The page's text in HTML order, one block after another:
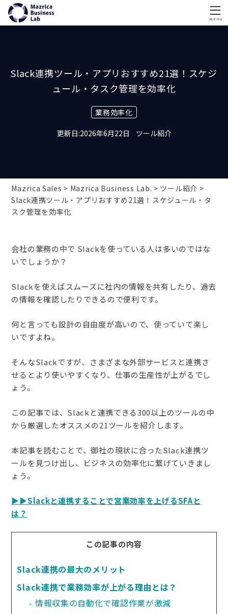
menu
Slack連携ツール・アプリおすすめ21選！スケジ
ュール・タスク管理を効率化
業務効率化
2026年6月22日 ツール紹介
Mazrica Sales Mazrica Business Lab.
ツール紹介
Slack連携ツール・アプリおすすめ21選！スケジュール・タ
スク管理を効率化
会社の業務の中で Slackを使っている人は多いのではな
いでしょうか？
Slackを使えばスムーズに社内の情報を共有したり、過去
の情報を確認したりできるので便利です。
何と言っても設計の自由度が高いので、使っていて楽し
いですよね。
そんなSlackですが、さまざまな外部サービスと連携さ
せるとより使いやすくなり、仕事の生産性が上がるでし
ょう。
この記事では、Slackと連携できる300以上のツールの中
から厳選したオススメの21ツールを紹介します。
本記事を読むことで、御社の現状に合ったSlack連携ツ
ールを見つけ出し、ビジネスの効率化に繋げていきまし
ょう。
▶️▶️Slackと連携することで営業効率を上げるSFAと
は？
この記事の内容
Slack連携の最大のメリット
Slack連携で業務効率が上がる理由とは？
情報収集の自動化で確認作業が激減